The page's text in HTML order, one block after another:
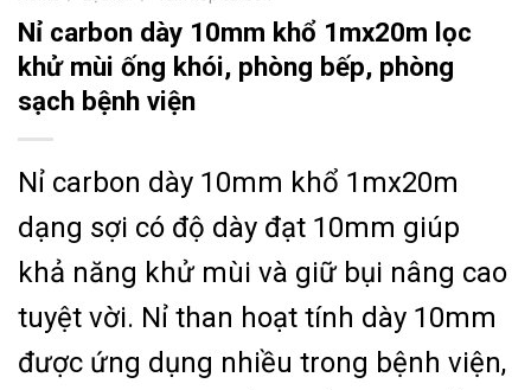
Nỉ carbon dày 10mm khổ 1mx20m lọc
khử mùi ống khói, phòng bếp, phòng
sạch bệnh viện
Nỉ carbon dày 10mm khổ 1mx20m
dạng sợi có độ dày đạt 10mm giúp
khả năng khử mùi và giữ bụi nâng cao
tuyệt vời. Nỉ than hoạt tính dày 10mm
được ứng dụng nhiều trong bệnh viện,